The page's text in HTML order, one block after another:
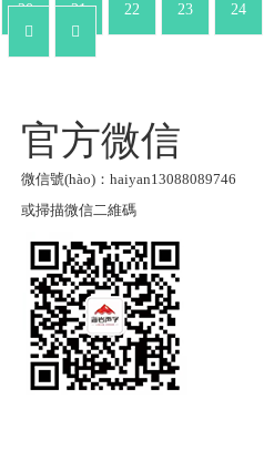
20 21 22 23 24
官方微信
微信號(hào)：haiyan13088089746
或掃描微信二維碼